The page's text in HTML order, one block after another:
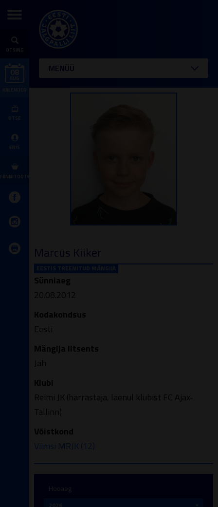
OTSING
OTSE
ERIS
FÄNNITOOTED
MENÜÜ
EESTIS TREENITUD MÄNGIJA
Marcus Kiiker
Sünniaeg
20.08.2012
Kodakondsus
Eesti
Mängija litsents
Jah
Klubi
Reimi JK (harrastaja, laenul klubist FC Ajax-
Tallinn)
Võistkond
Viimsi MRJK (12)
Hooaeg